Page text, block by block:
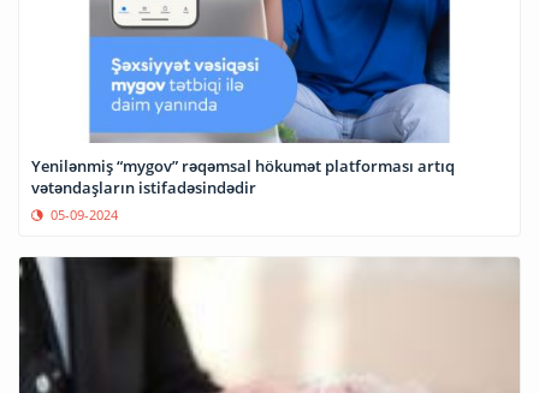
Yenilənmiş “mygov” rəqəmsal hökumət platforması artıq
vətəndaşların istifadəsindədir
05-09-2024